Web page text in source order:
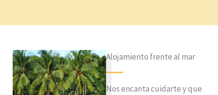
Alojamiento frente al mar
Nos encanta cuidarte y que